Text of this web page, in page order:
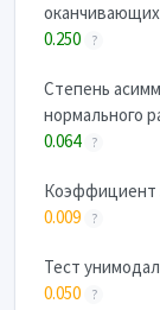
0.250 ?
Степень
нормального
0.064 ?
Коэффициент
0.009 ?
Тест
0.050 ?